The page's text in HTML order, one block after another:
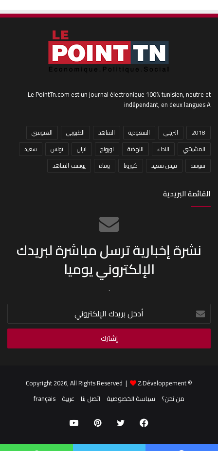
Le PointTn.com est un journal électronique 100% tunisien, neutre et
indépendant, en deux langues A
2018 الترجي السعودية الشاهد الطبوبي
الغنوشي
المشيشي
النداء النهضة اورونج ايران تونس
سعيد
سوسة
قيس سعيد كورونا وفاة يوسف الشاهد
القائمة البريدية
نشرة إخبارية ترسل مباشرة لبريدك
الإلكتروني يوميا
.
أدخل
بريدك
الإلكتروني
© Copyright 2026, All Rights Reserved |
Z.Développement
من نحن؟
سياسة الخصوصية اتصل بنا عربية français
فيسبوكتويتر بينتيريستيوتيوب